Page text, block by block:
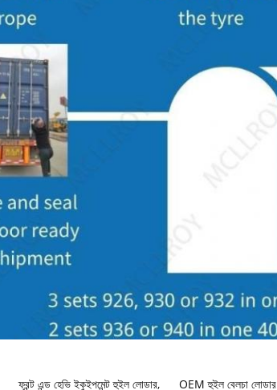
ফ্রন্ট এন্ড হেভি ইকুইপমেন্ট হুইল লোডার, OEM হুইল বেলচা লোডার